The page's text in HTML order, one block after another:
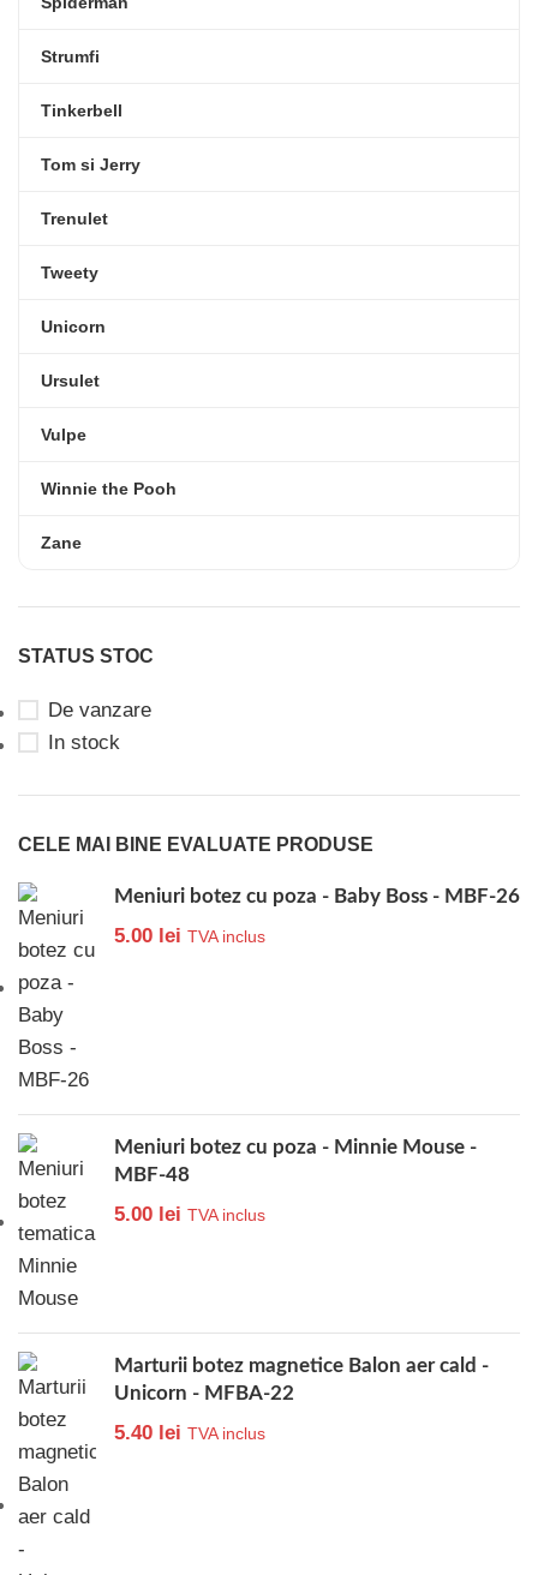
Strumfi
Tinkerbell
Tom si Jerry
Trenulet
Tweety
Unicorn
Ursulet
Vulpe
Winnie the Pooh
Zane
STATUS STOC
De vanzare
In stock
CELE MAI BINE EVALUATE PRODUSE
Meniuri botez cu poza - Baby Boss - MBF-26
5.00 lei TVA inclus
Meniuri botez cu poza - Minnie Mouse -
MBF-48
5.00 lei TVA inclus
Marturii botez magnetice Balon aer cald -
Unicorn - MFBA-22
5.40 lei TVA inclus